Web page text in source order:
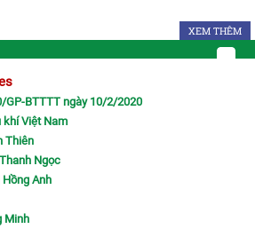
XEM THÊM
GP-BTTTT ngày 10/2/2020
khí Việt Nam
Thiên
Ngọc
Hồng Anh
Minh